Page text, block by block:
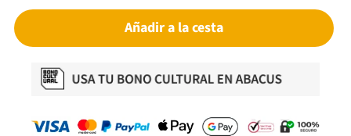
Añadir a la cesta